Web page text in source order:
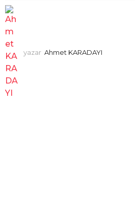
yazar Ahmet KARADAYI